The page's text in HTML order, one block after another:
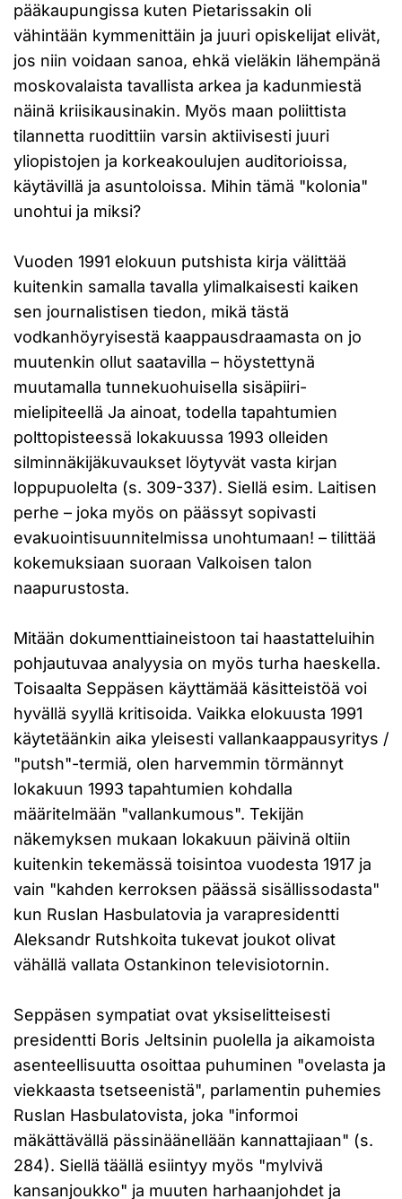
pääkaupungissa kuten Pietarissakin oli
vähintään kymmenittäin ja juuri opiskelijat elivät,
jos niin voidaan sanoa, ehkä vieläkin lähempänä
moskovalaista tavallista arkea ja kadunmiestä
näinä kriisikausinakin. Myös maan poliittista
tilannetta ruodittiin varsin aktiivisesti juuri
yliopistojen ja korkeakoulujen auditorioissa,
käytävillä ja asuntoloissa. Mihin tämä "kolonia"
unohtui ja miksi?
Vuoden 1991 elokuun putshista kirja välittää
kuitenkin samalla tavalla ylimalkaisesti kaiken
sen journalistisen tiedon, mikä tästä
vodkanhöyryisestä kaappausdraamasta on jo
muutenkin ollut saatavilla – höystettynä
muutamalla tunnekuohuisella sisäpiiri-
mielipiteellä Ja ainoat, todella tapahtumien
polttopisteessä lokakuussa 1993 olleiden
silminnäkijäkuvaukset löytyvät vasta kirjan
loppupuolelta (s. 309-337). Siellä esim. Laitisen
perhe – joka myös on päässyt sopivasti
evakuointisuunnitelmissa unohtumaan! – tilittää
kokemuksiaan suoraan Valkoisen talon
naapurustosta.
Mitään dokumenttiaineistoon tai haastatteluihin
pohjautuvaa analyysia on myös turha haeskella.
Toisaalta Seppäsen käyttämää käsitteistöä voi
hyvällä syyllä kritisoida. Vaikka elokuusta 1991
käytetäänkin aika yleisesti vallankaappausyritys /
"putsh"-termiä, olen harvemmin törmännyt
lokakuun 1993 tapahtumien kohdalla
määritelmään "vallankumous". Tekijän
näkemyksen mukaan lokakuun päivinä oltiin
kuitenkin tekemässä toisintoa vuodesta 1917 ja
vain "kahden kerroksen päässä sisällissodasta"
kun Ruslan Hasbulatovia ja varapresidentti
Aleksandr Rutshkoita tukevat joukot olivat
vähällä vallata Ostankinon televisiotornin.
Seppäsen sympatiat ovat yksiselitteisesti
presidentti Boris Jeltsinin puolella ja aikamoista
asenteellisuutta osoittaa puhuminen "ovelasta ja
viekkaasta tsetseenistä", parlamentin puhemies
Ruslan Hasbulatovista, joka "informoi
mäkättävällä pässinäänellään kannattajiaan" (s.
284). Siellä täällä esiintyy myös "mylvivä
kansanjoukko" ja muuten harhaanjohdet ja